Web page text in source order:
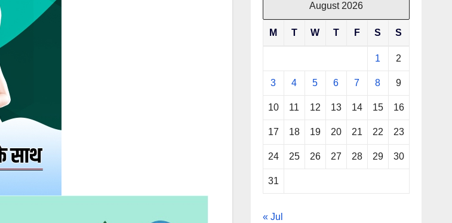
August 2026
M T W T F S S
1 2
3 4 5 6 7 8 9
10 11 12 13 14 15 16
17 18 19 20 21 22 23
24 25 26 27 28 29 30
31
« Jul